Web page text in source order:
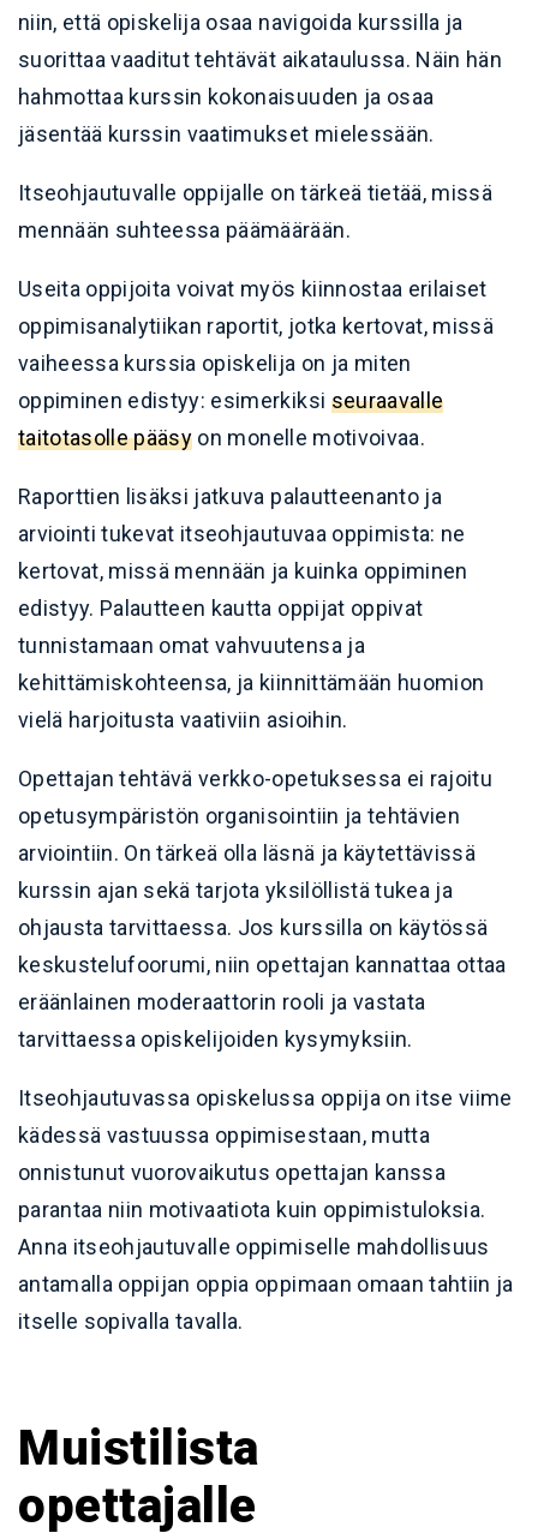
niin, että opiskelija osaa navigoida kurssilla ja
suorittaa vaaditut tehtävät aikataulussa. Näin hän
hahmottaa kurssin kokonaisuuden ja osaa
jäsentää kurssin vaatimukset mielessään.
Itseohjautuvalle oppijalle on tärkeä tietää, missä
mennään suhteessa päämäärään.
Useita oppijoita voivat myös kiinnostaa erilaiset
oppimisanalytiikan raportit, jotka kertovat, missä
vaiheessa kurssia opiskelija on ja miten
oppiminen edistyy: esimerkiksi seuraavalle
taitotasolle pääsy on monelle motivoivaa.
Raporttien lisäksi jatkuva palautteenanto ja
arviointi tukevat itseohjautuvaa oppimista: ne
kertovat, missä mennään ja kuinka oppiminen
edistyy. Palautteen kautta oppijat oppivat
tunnistamaan omat vahvuutensa ja
kehittämiskohteensa, ja kiinnittämään huomion
vielä harjoitusta vaativiin asioihin.
Opettajan tehtävä verkko-opetuksessa ei rajoitu
opetusympäristön organisointiin ja tehtävien
arviointiin. On tärkeä olla läsnä ja käytettävissä
kurssin ajan sekä tarjota yksilöllistä tukea ja
ohjausta tarvittaessa. Jos kurssilla on käytössä
keskustelufoorumi, niin opettajan kannattaa ottaa
eräänlainen moderaattorin rooli ja vastata
tarvittaessa opiskelijoiden kysymyksiin.
Itseohjautuvassa opiskelussa oppija on itse viime
kädessä vastuussa oppimisestaan, mutta
onnistunut vuorovaikutus opettajan kanssa
parantaa niin motivaatiota kuin oppimistuloksia.
Anna itseohjautuvalle oppimiselle mahdollisuus
antamalla oppijan oppia oppimaan omaan tahtiin ja
itselle sopivalla tavalla.
Muistilista
opettajalle